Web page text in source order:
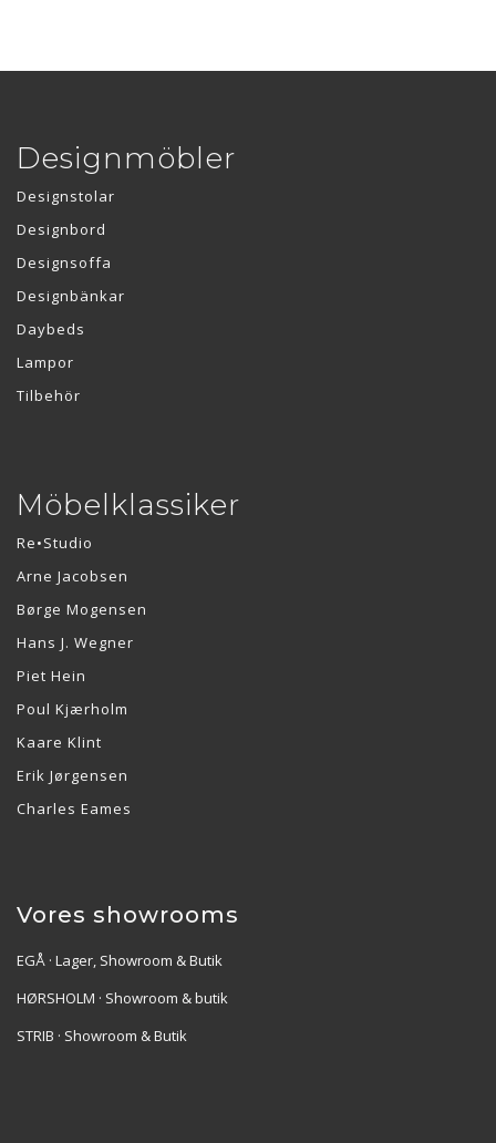
Designmöbler
Designstolar
Designbord
Designsoffa
Designbänkar
Daybeds
Lampor
Tilbehör
Möbelklassiker
Re•Studio
Arne Jacobsen
Børge Mogensen
Hans J. Wegner
Piet Hein
Poul Kjærholm
Kaare Klint
Erik Jørgensen
Charles Eames
Vores showrooms
EGÅ · Lager, Showroom & Butik
HØRSHOLM · Showroom & butik
STRIB · Showroom & Butik